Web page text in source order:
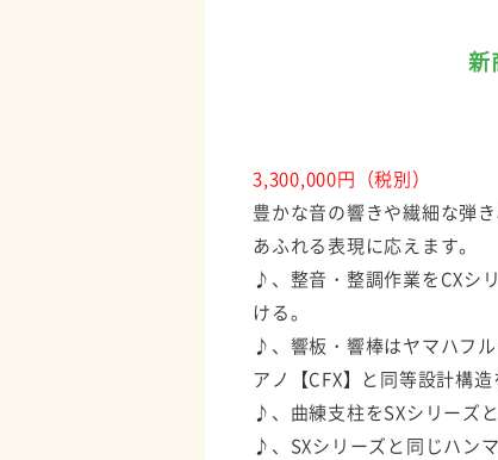
新
3,300,000円（税別）
豊かな音の響きや繊細な弾
あふれる表現に応えます。
♪、整音・整調作業をCXシ
ける。
♪、響板・響棒はヤマハフ
アノ【CFX】と同等設計構造
♪、曲練支柱をSXシリーズと
♪、SXシリーズと同じハンマ